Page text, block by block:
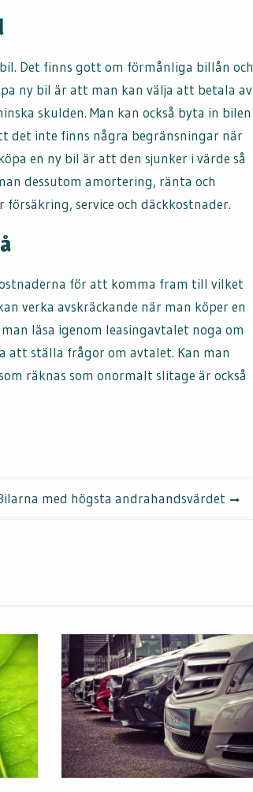
Det finns gott om förmånliga billån och
ny bil är att man kan välja att betala av
skulden. Man kan också byta in bilen
det inte finns några begränsningar när
en ny bil är att den sjunker i värde så
dessutom amortering, ränta och
service och däckkostnader.
för att komma fram till vilket
verka avskräckande när man köper en
läsa igenom leasingavtalet noga om
att ställa frågor om avtalet. Kan man
räknas som onormalt slitage är också
med högsta andrahandsvärdet